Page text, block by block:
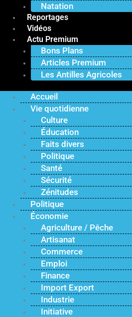
Natation
Reportages
Vidéos
Actu Premium
Bons Plans
Articles Premium
Les Antilles Agricoles
Accueil
Vie quotidienne
Culture
Éducation
Faits divers
Politique
Santé
Sécurité
Zénitudes
Politique
Économie
Agriculture / Pêche
Artisanat
Commerce
Emploi
Finance
Import Export
Industrie
Initiative